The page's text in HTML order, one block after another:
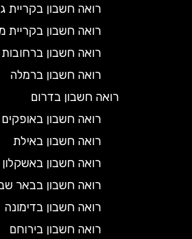
רואה חשבון בקריית גת
רואה חשבון בקריית מלאכי
רואה חשבון ברחובות
רואה חשבון ברמלה
רואה חשבון בדרום
רואה חשבון באופקים
רואה חשבון באילת
רואה חשבון באשקלון
רואה חשבון בבאר שבע
רואה חשבון בדימונה
רואה חשבון בירוחם